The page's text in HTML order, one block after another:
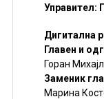
Управител:
Дигитална
Главен и
Горан
Заменик
Марина